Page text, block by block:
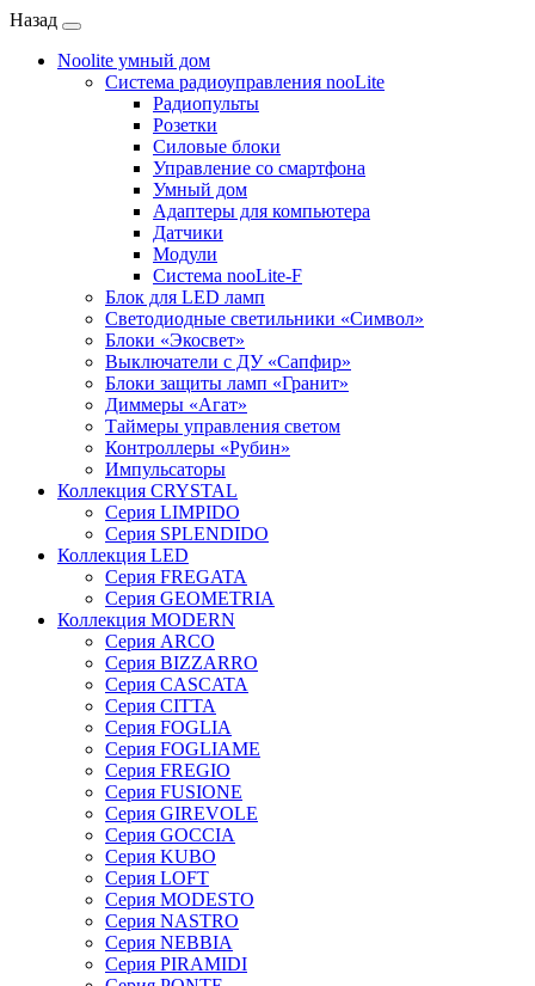
Назад
Noolite умный дом
Система радиоуправления nooLite
Радиопульты
Розетки
Силовые блоки
Управление со смартфона
Умный дом
Адаптеры для компьютера
Датчики
Модули
Система nooLite-F
Блок для LED ламп
Светодиодные светильники «Символ»
Блоки «Экосвет»
Выключатели с ДУ «Сапфир»
Блоки защиты ламп «Гранит»
Диммеры «Агат»
Таймеры управления светом
Контроллеры «Рубин»
Импульсаторы
Коллекция CRYSTAL
Серия LIMPIDO
Серия SPLENDIDO
Коллекция LED
Серия FREGATA
Серия GEOMETRIA
Коллекция MODERN
Серия ARCO
Серия BIZZARRO
Серия CASCATA
Серия CITTA
Серия FOGLIA
Серия FOGLIAME
Серия FREGIO
Серия FUSIONE
Серия GIREVOLE
Серия GOCCIA
Серия KUBO
Серия LOFT
Серия MODESTO
Серия NASTRO
Серия NEBBIA
Серия PIRAMIDI